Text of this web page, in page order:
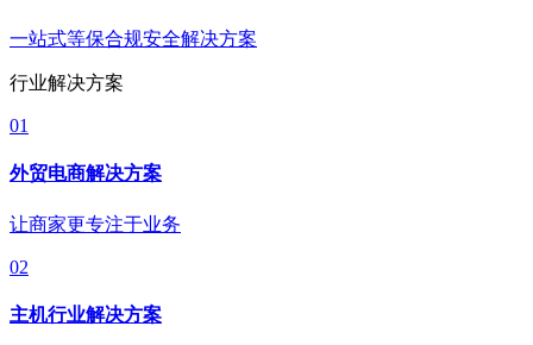
一站式等保合规安全解决方案
行业解决方案
01
外贸电商解决方案
让商家更专注于业务
02
主机行业解决方案